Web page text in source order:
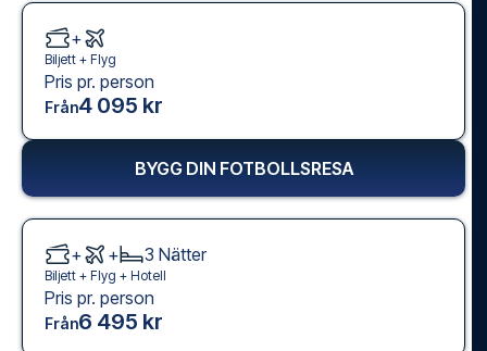
+
Biljett + Flyg
Pris pr. person
Från4 095 kr
BYGG DIN FOTBOLLSRESA
+ + 3 Nätter
Biljett + Flyg + Hotell
Pris pr. person
Från6 495 kr